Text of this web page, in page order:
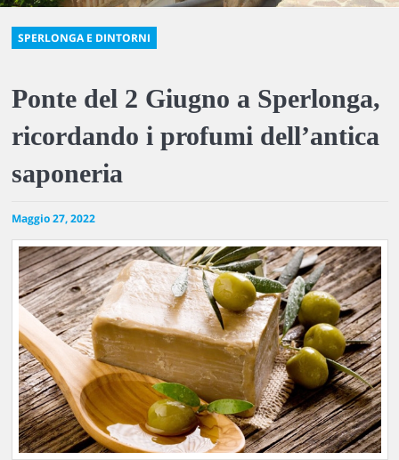
SPERLONGA E DINTORNI
Ponte del 2 Giugno a Sperlonga,
ricordando i profumi dell’antica
saponeria
Maggio 27, 2022